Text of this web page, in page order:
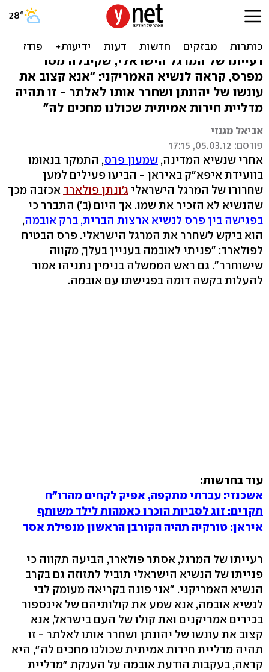
פרס לאסתר פולארד: פניתי
לאובמה בעניין ג'ונתן
רעייתו של המרגל הישראלי, שקיבלה מסר
מפרס, קראה לנשיא האמריקני: "אנא קצוב את
עונשו של יהונתן ושחרר אותו לאלתר - זו תהיה
מדליית חירות אמיתית שכולנו מחכים לה"
אביאל מגנזי
פורסם: 05.03.12, 17:15
אחרי שנשיא המדינה, שמעון פרס, התמקד בנאומו
בוועידת איפא"ק באיראן - הביעו פעילים למען
שחרורו של המרגל הישראלי ג'ונתן פולארד אכזבה מכך
שהנשיא לא הזכיר את שמו. אך היום (ב') התברר כי
בפגישה בין פרס לנשיא ארצות הברית, ברק אובמה,
הוא ביקש לשחרר את המרגל הישראלי. פרס הבטיח
לפולארד: "פניתי לאובמה בעניין בעלך, מקווה
שישוחרר". גם ראש הממשלה בנימין נתניהו אמור
להעלות בקשה דומה בפגישתו עם אובמה.
עוד בחדשות:
אשכנזי: עברתי מתקפה, אפיק לקחים מהדו"ח
תקדים: זוג לסביות הוכרו כאמהות לילד משותף
איראן: טורקיה תהיה הקורבן הראשון מנפילת אסד
רעייתו של המרגל, אסתר פולארד, הביעה תקווה כי
פנייתו של הנשיא הישראלי תוביל לתזוזה גם בקרב
הנשיא האמריקני. "אני פונה בקריאה מעומק לבי
לנשיא אובמה, אנא שמע את קולותיהם של אינספור
בכירים אמריקנים ואת קולו של העם בישראל, אנא
קצוב את עונשו של יהונתן ושחרר אותו לאלתר - זו
תהיה מדליית חירות אמיתית שכולנו מחכים לה", היא
קראה, בעקבות הודעת אובמה על הענקת "מדליית